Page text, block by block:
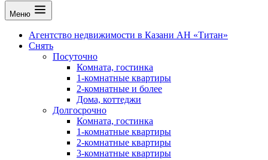
Меню
Агентство недвижимости в Казани АН «Титан»
Снять
Посуточно
Комната, гостинка
1-комнатные квартиры
2-комнатные и более
Дома, коттеджи
Долгосрочно
Комната, гостинка
1-комнатные квартиры
2-комнатные квартиры
3-комнатные квартиры